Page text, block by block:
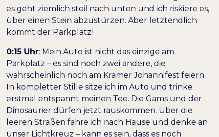
es geht ziemlich steil nach unten und ich riskiere es,
über einen Stein abzustürzen. Aber letztendlich
kommt der Parkplatz!
0:15 Uhr: Mein Auto ist nicht das einzige am
Parkplatz – es sind noch zwei andere, die
wahrscheinlich noch am Kramer Johannifest feiern.
In kompletter Stille sitze ich im Auto und trinke
erstmal entspannt meinen Tee. Die Gams und der
Dinosaurier dürfen jetzt rauskommen. Über die
leeren Straßen fahre ich nach Hause und denke an
unser Lichtkreuz – kann es sein, dass es noch